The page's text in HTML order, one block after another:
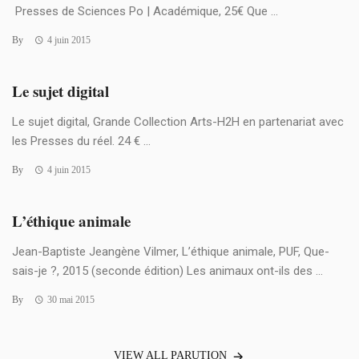
Presses de Sciences Po | Académique, 25€ Que ...
By 4 juin 2015
Le sujet digital
Le sujet digital, Grande Collection Arts-H2H en partenariat avec
les Presses du réel. 24 € ...
By 4 juin 2015
L’éthique animale
Jean-Baptiste Jeangène Vilmer, L’éthique animale, PUF, Que-
sais-je ?, 2015 (seconde édition) Les animaux ont-ils des ...
By 30 mai 2015
VIEW ALL PARUTION